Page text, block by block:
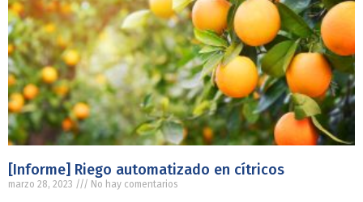
[Informe] Riego automatizado en cítricos
marzo 28, 2023 No hay comentarios